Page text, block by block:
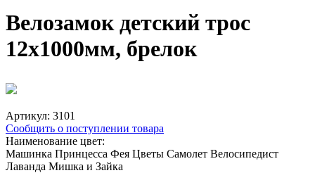
Велозамок детский трос
12х1000мм, брелок
Артикул: 3101
Сообщить о поступлении товара
Наименование цвет:
Машинка Принцесса Фея Цветы Самолет Велосипедист
Лаванда Мишка и Зайка